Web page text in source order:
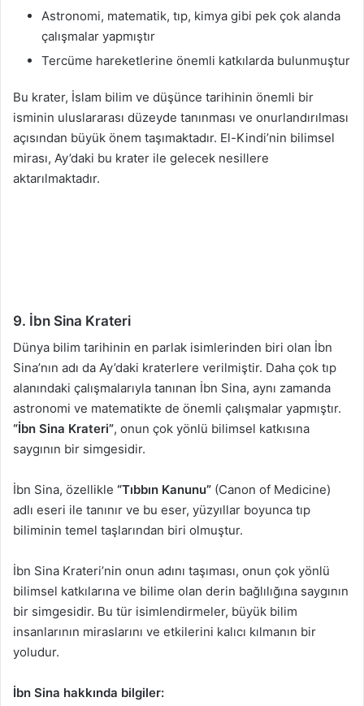
Astronomi, matematik, tıp, kimya gibi pek çok alanda
çalışmalar yapmıştır
Tercüme hareketlerine önemli katkılarda bulunmuştur
Bu krater, İslam bilim ve düşünce tarihinin önemli bir
isminin uluslararası düzeyde tanınması ve onurlandırılması
açısından büyük önem taşımaktadır. El-Kindi’nin bilimsel
mirası, Ay’daki bu krater ile gelecek nesillere
aktarılmaktadır.
9. İbn Sina Krateri
Dünya bilim tarihinin en parlak isimlerinden biri olan İbn
Sina’nın adı da Ay’daki kraterlere verilmiştir. Daha çok tıp
alanındaki çalışmalarıyla tanınan İbn Sina, aynı zamanda
astronomi ve matematikte de önemli çalışmalar yapmıştır.
“İbn Sina Krateri”, onun çok yönlü bilimsel katkısına
saygının bir simgesidir.
İbn Sina, özellikle “Tıbbın Kanunu” (Canon of Medicine)
adlı eseri ile tanınır ve bu eser, yüzyıllar boyunca tıp
biliminin temel taşlarından biri olmuştur.
İbn Sina Krateri’nin onun adını taşıması, onun çok yönlü
bilimsel katkılarına ve bilime olan derin bağlılığına saygının
bir simgesidir. Bu tür isimlendirmeler, büyük bilim
insanlarının miraslarını ve etkilerini kalıcı kılmanın bir
yoludur.
İbn Sina hakkında bilgiler: